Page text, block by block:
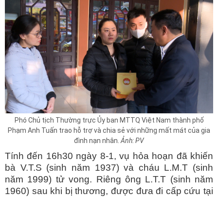
Phó Chủ tịch Thường trực Ủy ban MTTQ Việt Nam thành phố
Phạm Anh Tuấn trao hỗ trợ và chia sẻ với những mất mát của gia
đình nạn nhân. Ảnh: PV
Tính đến 16h30 ngày 8-1, vụ hỏa hoạn đã khiến
bà V.T.S (sinh năm 1937) và cháu L.M.T (sinh
năm 1999) tử vong. Riêng ông L.T.T (sinh năm
1960) sau khi bị thương, được đưa đi cấp cứu tại